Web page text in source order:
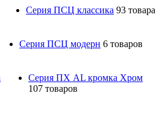
Серия ПСЦ классика 93 товара
Серия ПСЦ модерн 6 товаров
Серия ПХ AL кромка Хром
107 товаров